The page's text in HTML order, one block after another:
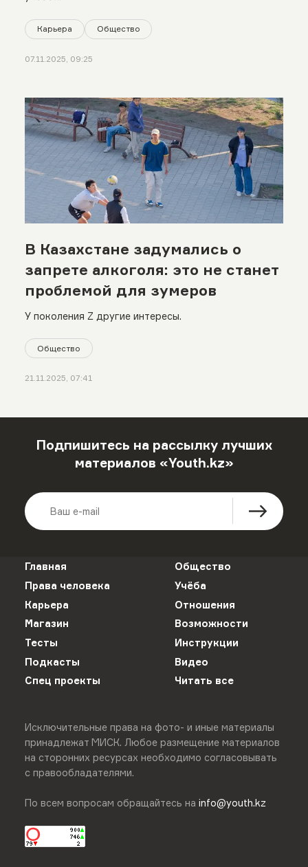
Карьера Общество
07.11.2025, 09:25
В Казахстане задумались о
запрете алкоголя: это не станет
проблемой для зумеров
У поколения Z другие интересы.
Общество
21.11.2025, 07:41
Подпишитесь на рассылку лучших
материалов «Youth.kz»
Главная
Общество
Права человека
Учёба
Карьера
Отношения
Магазин
Возможности
Тесты
Инструкции
Подкасты
Видео
Спец проекты
Читать все
Исключительные права на фото- и иные материалы
принадлежат МИСК. Любое размещение материалов
на сторонних ресурсах необходимо согласовывать
с правообладателями.
По всем вопросам обращайтесь на info@youth.kz